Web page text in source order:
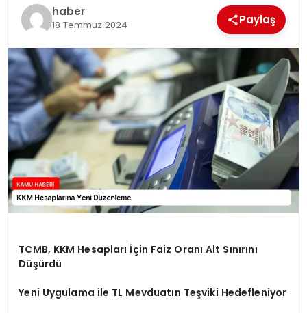
GENEL
haber
18 Temmuz 2024 Paylaş
TCMB, KKM Hesapları İçin Faiz Oranı Alt Sınırını
Düşürdü
Yeni Uygulama ile TL Mevduatın Teşviki Hedefleniyor